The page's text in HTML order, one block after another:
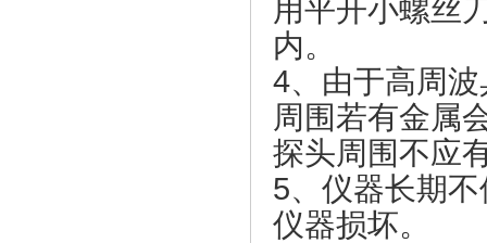
用平开小螺丝
内。
4、由于高周
周围若有金属
探头周围不应
5、仪器长期
仪器损坏。